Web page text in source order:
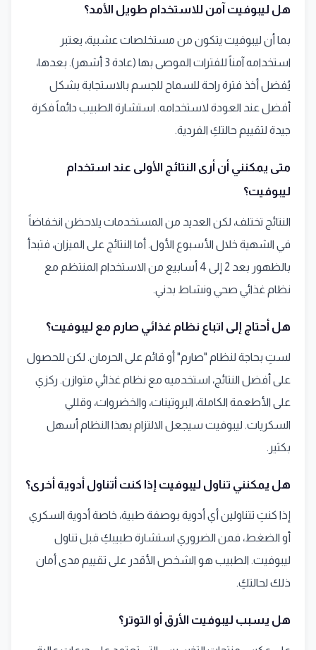
هل ليبوفيت آمن للاستخدام طويل الأمد؟
بما أن ليبوفيت يتكون من مستخلصات عشبية، يعتبر
استخدامه آمناً للفترات الموصى بها (عادة 3 أشهر). بعدها،
يُفضل أخذ فترة راحة للسماح للجسم بالاستجابة بشكل
أفضل عند العودة لاستخدامه. استشارة الطبيب دائماً فكرة
جيدة لتقييم حالتكِ الفردية.
متى يمكنني أن أرى النتائج الأولى عند استخدام
ليبوفيت؟
النتائج تختلف، لكن العديد من المستخدمات يلاحظن انخفاضاً
في الشهية خلال الأسبوع الأول. أما النتائج على الميزان، فتبدأ
بالظهور بعد 2 إلى 4 أسابيع من الاستخدام المنتظم مع
نظام غذائي صحي ونشاط بدني.
هل أحتاج إلى اتباع نظام غذائي صارم مع ليبوفيت؟
لستِ بحاجة لنظام "صارم" أو قائم على الحرمان. لكن للحصول
على أفضل النتائج، استخدميه مع نظام غذائي متوازن. ركزي
على الأطعمة الكاملة، البروتينات، والخضروات، وقللي
السكريات. ليبوفيت سيجعل الالتزام بهذا النظام أسهل
بكثير.
هل يمكنني تناول ليبوفيت إذا كنت أتناول أدوية أخرى؟
إذا كنتِ تتناولين أي أدوية بوصفة طبية، خاصة أدوية السكري
أو الضغط، فمن الضروري استشارة طبيبكِ قبل تناول
ليبوفيت. الطبيب هو الشخص الأقدر على تقييم مدى أمان
ذلك لحالتكِ.
هل يسبب ليبوفيت الأرق أو التوتر؟